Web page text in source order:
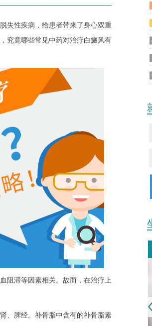
性疾病，给患者带来了身心双重
究竟哪些常见中药对治疗白癜风有
滞等因素相关。故而，在治疗上
脾经。补骨脂中含有的补骨脂素